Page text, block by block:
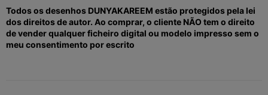
Todos os desenhos DUNYAKAREEM estão protegidos pela lei
dos direitos de autor. Ao comprar, o cliente NÃO tem o direito
de vender qualquer ficheiro digital ou modelo impresso sem o
meu consentimento por escrito